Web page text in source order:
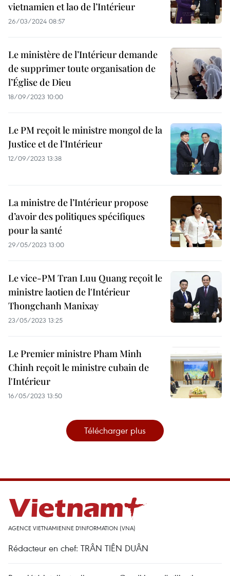
vietnamien et lao de l’Intérieur
26/03/2024 08:57
Le ministère de l’Intérieur demande
de supprimer toute organisation de
l’Église de Dieu
18/09/2023 10:00
Le PM reçoit le ministre mongol de la
Justice et de l’Intérieur
12/09/2023 13:38
La ministre de l’Intérieur propose
d’avoir des politiques spécifiques
pour la santé
29/05/2023 13:00
Le vice-PM Tran Luu Quang reçoit le
ministre laotien de l'Intérieur
Thongchanh Manixay
23/05/2023 13:25
Le Premier ministre Pham Minh
Chinh reçoit le ministre cubain de
l'Intérieur
16/05/2023 13:50
Télécharger plus
AGENCE VIETNAMIENNE D'INFORMATION (VNA)
Rédacteur en chef: TRÂN TIÊN DUÂN